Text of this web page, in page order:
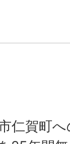
仁賀町へ